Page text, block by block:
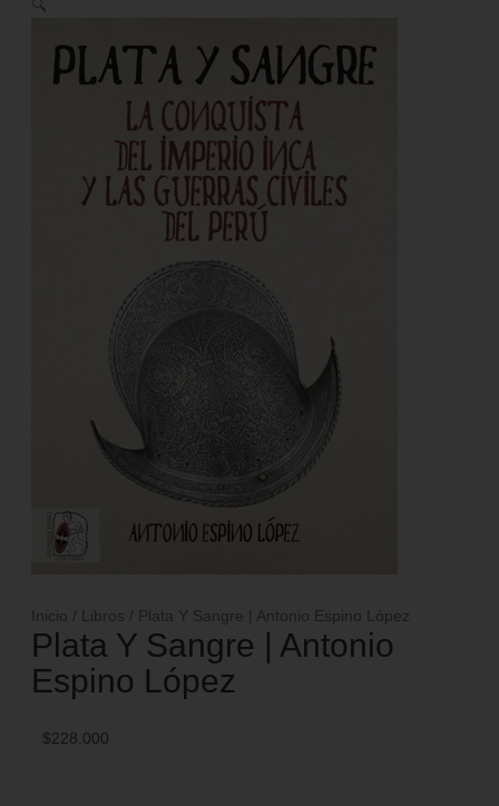
🔍
Inicio / Libros / Plata Y Sangre | Antonio Espino López
Plata Y Sangre | Antonio
Espino López
$228.000